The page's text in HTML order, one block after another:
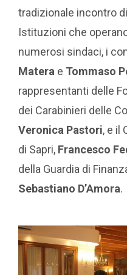
tradizionale incontro
Istituzioni che
numerosi sindaci, i
Matera e Tommaso
rappresentanti delle
dei Carabinieri delle
Veronica Pastori, e il
di Sapri, Francesco
della Guardia di
Sebastiano D’Amora.